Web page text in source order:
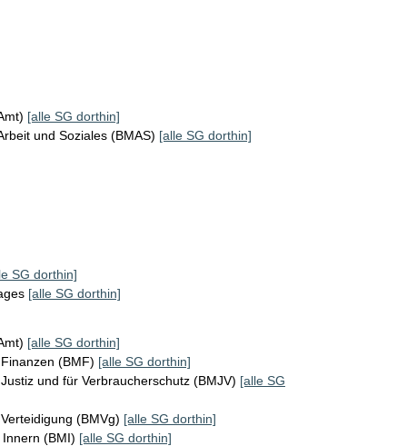
[alle SG dorthin]
und Soziales (BMAS) [alle SG dorthin]
SG dorthin]
[alle SG dorthin]
[alle SG dorthin]
(BMF) [alle SG dorthin]
und für Verbraucherschutz (BMJV) [alle SG
(BMVg) [alle SG dorthin]
(BMI) [alle SG dorthin]